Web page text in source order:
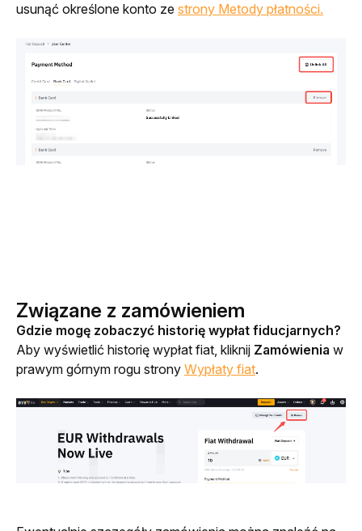
usunąć określone konto ze strony Metody płatności.
Związane z zamówieniem
Gdzie mogę zobaczyć historię wypłat fiducjarnych?
Aby wyświetlić historię wypłat fiat, kliknij Zamówienia w
prawym górnym rogu strony Wypłaty fiat.